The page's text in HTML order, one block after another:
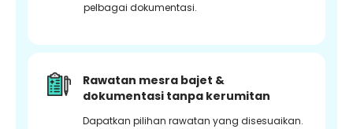
pelbagai dokumentasi.
Rawatan mesra bajet &
dokumentasi tanpa kerumitan
Dapatkan pilihan rawatan yang disesuaikan.